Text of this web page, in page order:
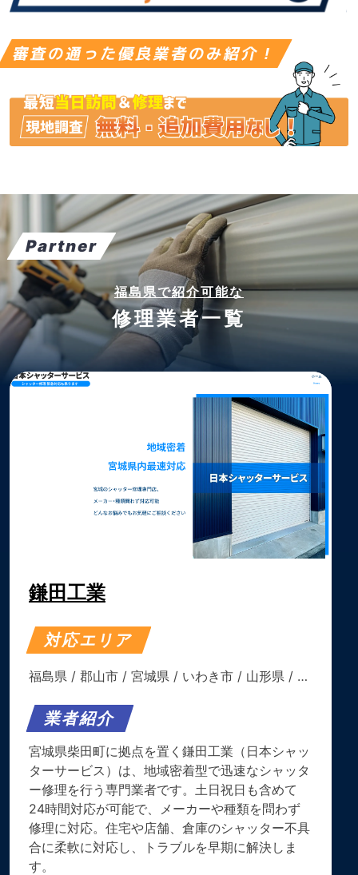
審査の通った優良業者のみ紹介！
Partner
福島県で紹介可能な
修理業者一覧
鎌田工業
対応エリア
福島県 / 郡山市 / 宮城県 / いわき市 / 山形県 / …
業者紹介
宮城県柴田町に拠点を置く鎌田工業（日本シャッ
ターサービス）は、地域密着型で迅速なシャッタ
ー修理を行う専門業者です。土日祝日も含めて
24時間対応が可能で、メーカーや種類を問わず
修理に対応。住宅や店舗、倉庫のシャッター不具
合に柔軟に対応し、トラブルを早期に解決しま
す。